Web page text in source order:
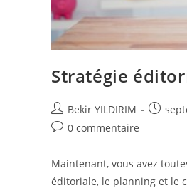
Stratégie
Auteur/autrice
de
Bekir YILDIRIM
Commentaires
la
publication :
0 commentaire
Maintenant, vous avez
éditoriale, le planning et le